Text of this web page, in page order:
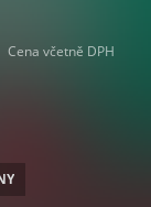
Cena včetně DPH